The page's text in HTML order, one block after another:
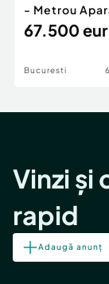
- Metrou
Patriei -
67.500 eur
Bucuresti
Vinzi și
rapid
Adaugă anunț